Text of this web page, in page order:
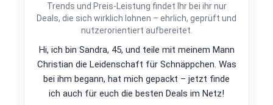
Trends und Preis-Leistung findet Ihr bei ihr nur
Deals, die sich wirklich lohnen – ehrlich, geprüft und
nutzerorientiert aufbereitet.
Hi, ich bin Sandra, 45, und teile mit meinem Mann
Christian die Leidenschaft für Schnäppchen. Was
bei ihm begann, hat mich gepackt – jetzt finde
ich auch für euch die besten Deals im Netz!